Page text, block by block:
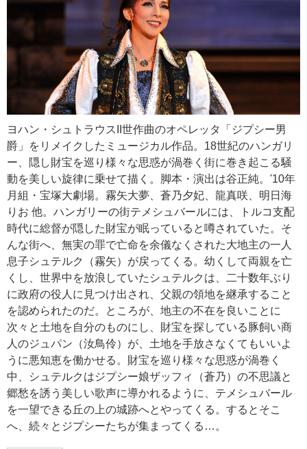
ヨハン・シュトラウスII世作曲のオペレッタ「ジプシー男
爵」をリメイクしたミュージカル作品。18世紀のハンガリ
ー、隠し財宝を巡り様々な思惑が渦巻く街に巻き起こる騒
動を美しい旋律に乗せて描く。脚本・演出は谷正純。'10年
月組・宝塚大劇場。霧矢大夢、蒼乃夕妃、龍真咲、明日海
りお 他。ハンガリーの街テメシュバールには、トルコ支配
時代に総督が隠した財宝が眠っていると噂されていた。そ
んな街へ、無実の罪で亡命を余儀なくされた大地主の一人
息子シュテルク（霧矢）が戻ってくる。幼くして両親を亡
くし、世界中を放浪していたシュテルクは、二十数年ぶり
に政府の役人に見つけ出され、父親の領地を継承すること
を認められたのだ。ところが、地主の不在を良いことに
次々と土地を自分のものにし、財宝を探している豚飼い商
人のジュパン（汝鳥伶）が、土地を手放さなくてもいいよ
うに悪知恵を働かせる。財宝を巡り様々な思惑が渦巻く
中、シュテルクはジプシー娘ザッフィ（蒼乃）の不思議と
郷愁を誘う美しい歌声に導かれるように、テメシュバール
を一望できる丘の上の城跡へとやってくる。するとそこ
へ、続々とジプシーたちが集まってくる…。